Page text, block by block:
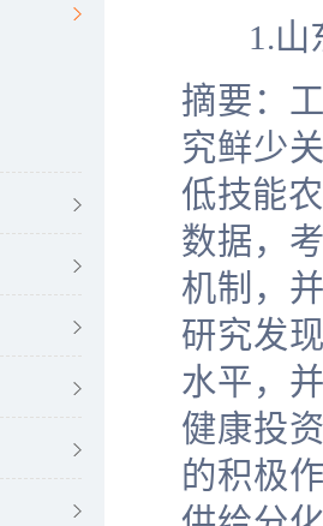
1.山
摘要：
究鲜少
低技能
数据，
机制，
研究发
水平，
健康投
的积极